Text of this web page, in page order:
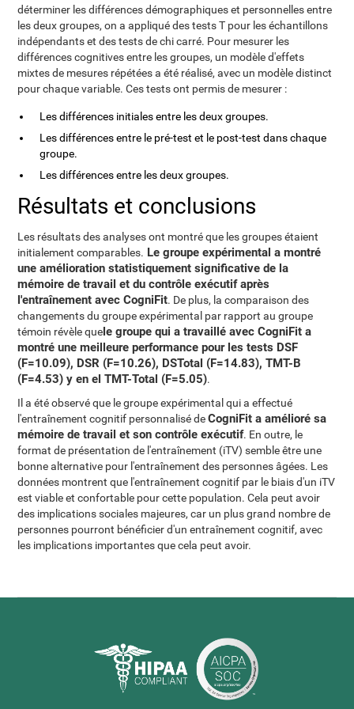
déterminer les différences démographiques et personnelles entre
les deux groupes, on a appliqué des tests T pour les échantillons
indépendants et des tests de chi carré. Pour mesurer les
différences cognitives entre les groupes, un modèle d'effets
mixtes de mesures répétées a été réalisé, avec un modèle distinct
pour chaque variable. Ces tests ont permis de mesurer :
Les différences initiales entre les deux groupes.
Les différences entre le pré-test et le post-test dans chaque
groupe.
Les différences entre les deux groupes.
Résultats et conclusions
Les résultats des analyses ont montré que les groupes étaient
initialement comparables. Le groupe expérimental a montré
une amélioration statistiquement significative de la
mémoire de travail et du contrôle exécutif après
l'entraînement avec CogniFit. De plus, la comparaison des
changements du groupe expérimental par rapport au groupe
témoin révèle quele groupe qui a travaillé avec CogniFit a
montré une meilleure performance pour les tests DSF
(F=10.09), DSR (F=10.26), DSTotal (F=14.83), TMT-B
(F=4.53) y en el TMT-Total (F=5.05).
Il a été observé que le groupe expérimental qui a effectué
l'entraînement cognitif personnalisé deCogniFit a amélioré sa
mémoire de travail et son contrôle exécutif. En outre, le
format de présentation de l'entraînement (iTV) semble être une
bonne alternative pour l'entraînement des personnes âgées. Les
données montrent que l'entraînement cognitif par le biais d'un iTV
est viable et confortable pour cette population. Cela peut avoir
des implications sociales majeures, car un plus grand nombre de
personnes pourront bénéficier d'un entraînement cognitif, avec
les implications importantes que cela peut avoir.